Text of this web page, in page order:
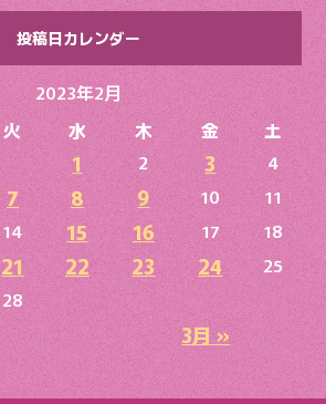
投稿日カレンダー
2023年2月
火 水 木 金 土
3月 »
1 2 3
4
7 8 9 10
11
14 15 16 17
18
21 22 23 24
25
28